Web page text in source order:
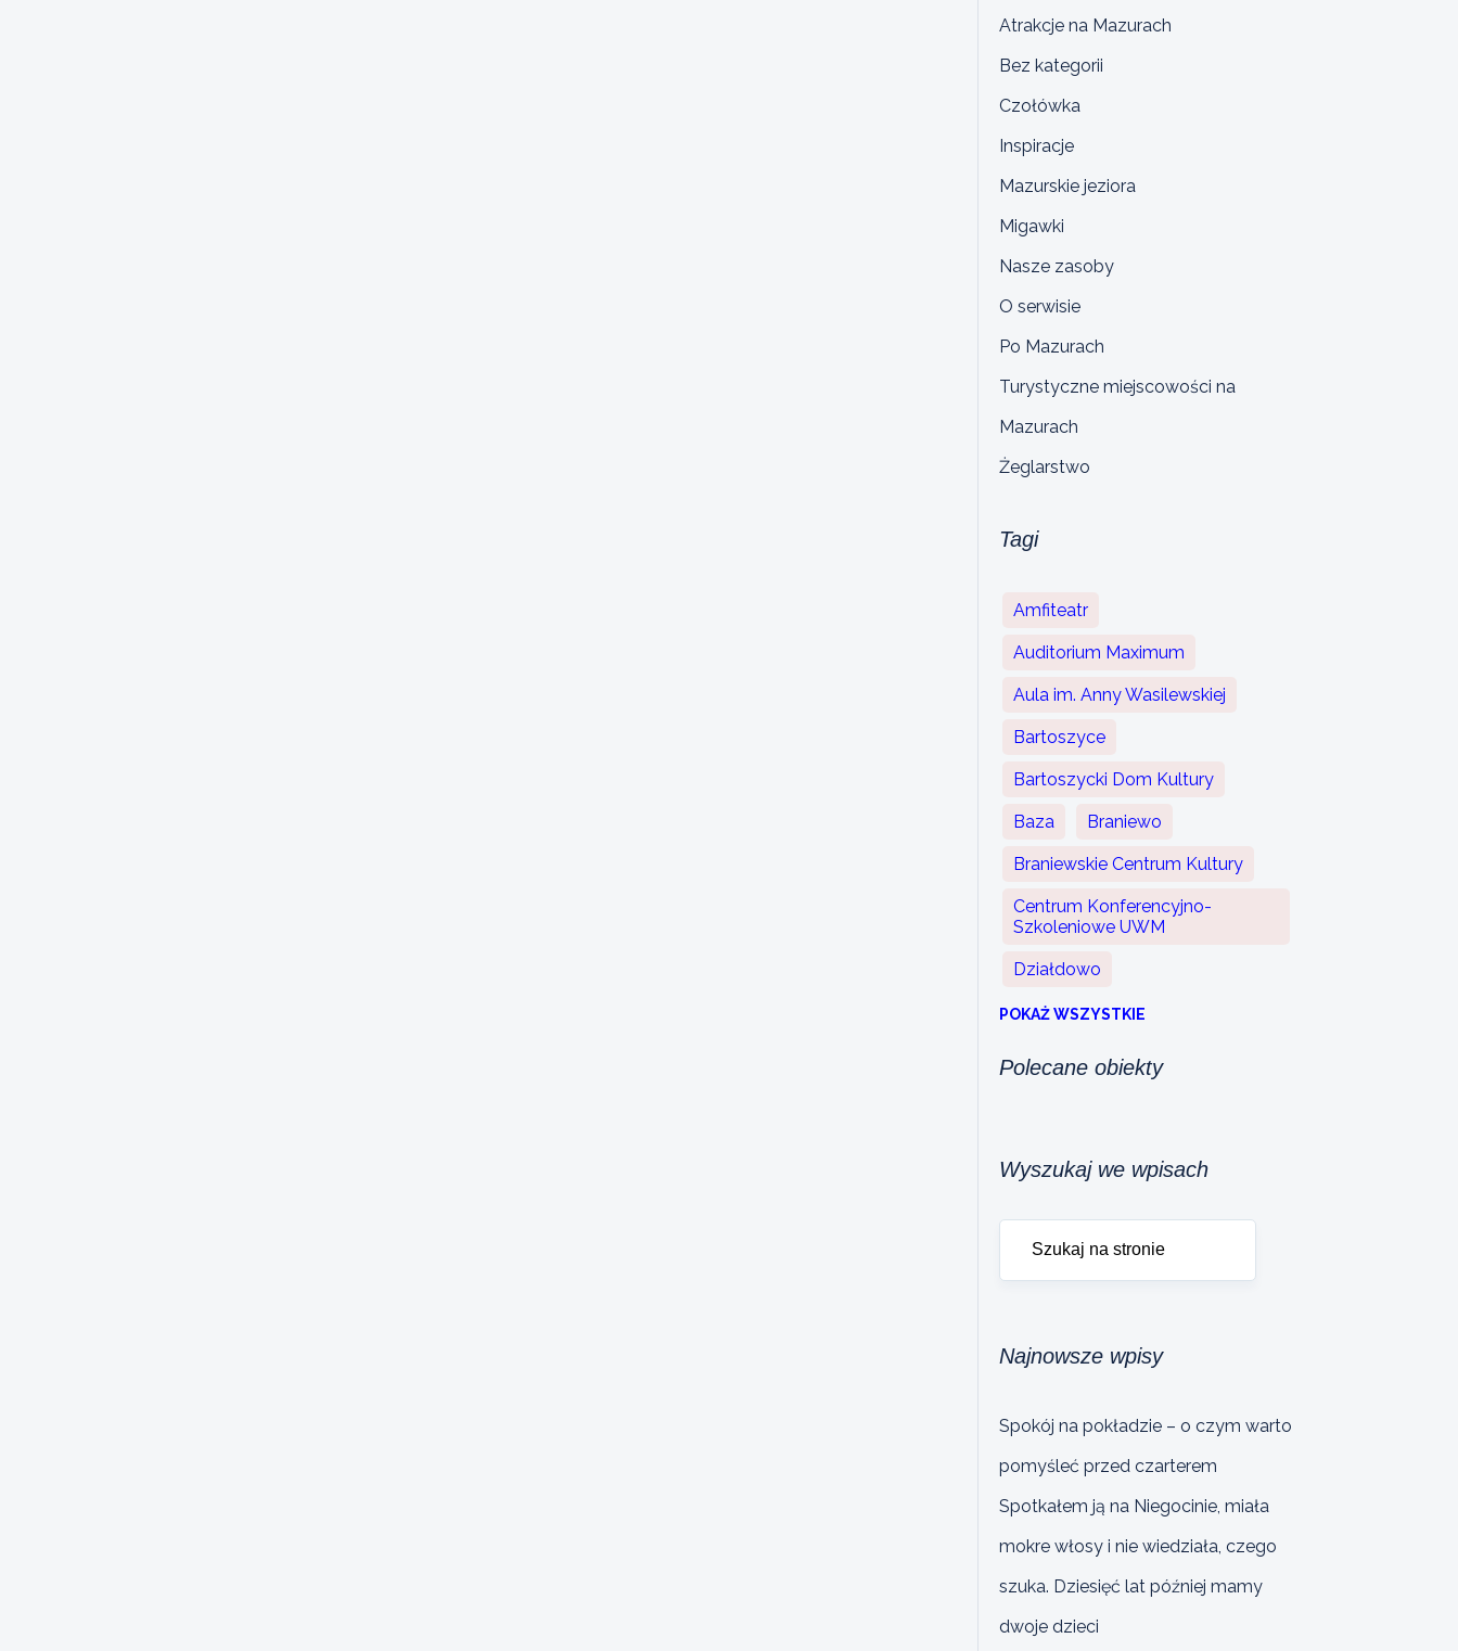
Atrakcje na Mazurach
Bez kategorii
Czołówka
Inspiracje
Mazurskie jeziora
Migawki
Nasze zasoby
O serwisie
Po Mazurach
Turystyczne miejscowości na
Mazurach
Żeglarstwo
Tagi
Amfiteatr
Auditorium Maximum
Aula im. Anny Wasilewskiej
Bartoszyce
Bartoszycki Dom Kultury
Baza Braniewo
Braniewskie Centrum Kultury
Centrum Konferencyjno-
Szkoleniowe UWM
Działdowo
POKAŻ WSZYSTKIE
Polecane obiekty
Wyszukaj we wpisach
Najnowsze wpisy
Spokój na pokładzie – o czym warto
pomyśleć przed czarterem
Spotkałem ją na Niegocinie, miała
mokre włosy i nie wiedziała, czego
szuka. Dziesięć lat później mamy
dwoje dzieci